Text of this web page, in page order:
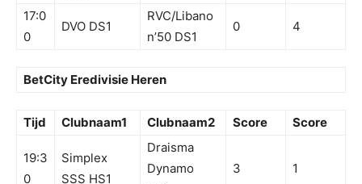
17:0
0
DVO DS1
RVC/Libano
n’50 DS1
0 4
BetCity Eredivisie Heren
Tijd Clubnaam1 Clubnaam2 Score Score
19:3
0
Simplex
SSS HS1
Draisma
Dynamo
3 1